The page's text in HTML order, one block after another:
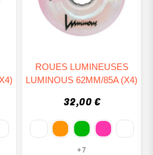
ROUES LUMINEUSES
LUMINOUS 62MM/85A (x4)
32,00 €
+7